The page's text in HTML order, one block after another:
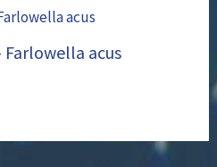
Farlowella acus